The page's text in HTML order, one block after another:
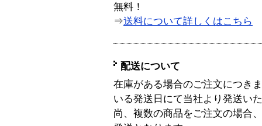
無料！
⇒送料について詳しくはこちら
配送について
在庫がある場合のご注文につき
いる発送日にて当社より発送い
尚、複数の商品をご注文の場合